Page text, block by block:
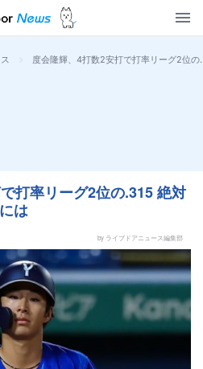
> 度会隆輝、4打数2安打で打率リーグ2位
打率リーグ2位の.315 絶対
は
by ライブドアニュース編集部